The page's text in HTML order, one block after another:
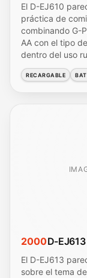
El D-EJ610
práctica de
combinando G-
AA con el tipo
dentro del uso
RECARGABLE
2000D-EJ613
El D-EJ613
sobre el tema